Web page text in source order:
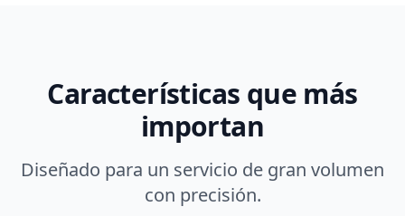
Características que más
importan
Diseñado para un servicio de gran volumen
con precisión.